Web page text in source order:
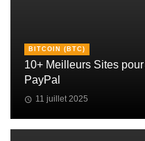
BITCOIN (BTC)
10+ Meilleurs Sites
PayPal
11 juillet 2025